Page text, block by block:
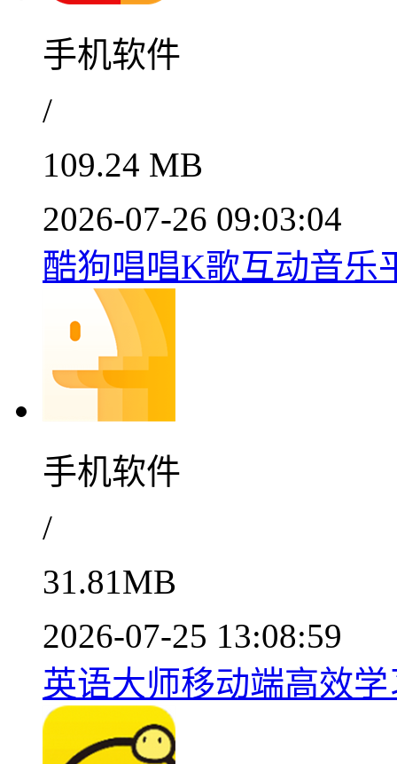
手机软件
/
109.24 MB
2026-07-26 09:03:04
酷狗唱唱K歌互动音乐
手机软件
/
31.81MB
2026-07-25 13:08:59
英语大师移动端高效